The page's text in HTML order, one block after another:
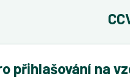
přihlašování na